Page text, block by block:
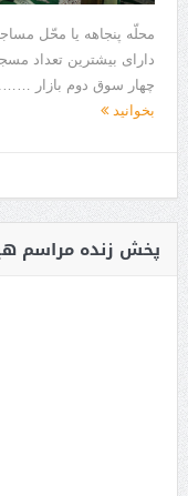
محلّه پنجاهه یا محّل
چهار سوق دوم بازار ……..2-مسجد حاج ماشا الله: واقع د...
بخوانید
پخش زنده مراسم